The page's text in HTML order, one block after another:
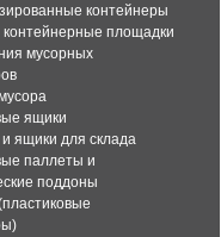
контейнеры
площадки
мусорных
ящики
ящики для склада
паллеты и
поддоны